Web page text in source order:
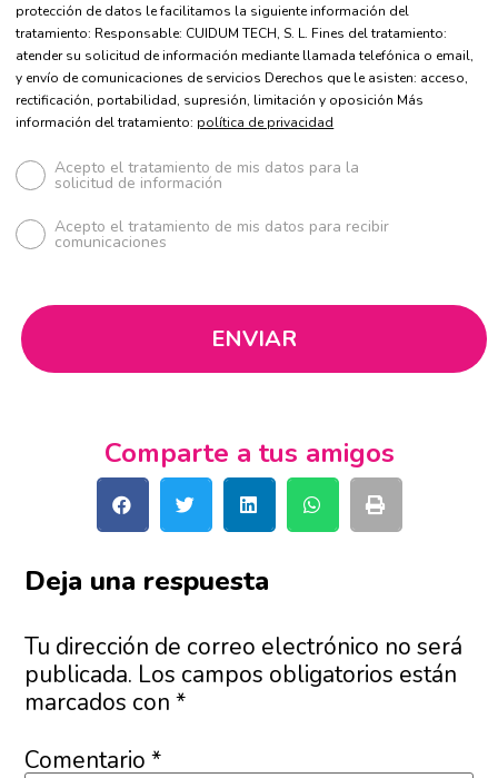
protección de datos le facilitamos la siguiente información del
tratamiento: Responsable: CUIDUM TECH, S. L. Fines del tratamiento:
atender su solicitud de información mediante llamada telefónica o email,
y envío de comunicaciones de servicios Derechos que le asisten: acceso,
rectificación, portabilidad, supresión, limitación y oposición Más
información del tratamiento: política de privacidad
Acepto el tratamiento de mis datos para la
solicitud de información
Acepto el tratamiento de mis datos para recibir
comunicaciones
Comparte a tus amigos
Deja una respuesta
Tu dirección de correo electrónico no será
publicada. Los campos obligatorios están
marcados con*
Comentario*